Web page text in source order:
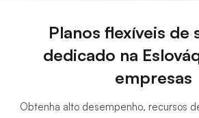
Planos flexíveis de
dedicado na
empresas
Obtenha alto desempenho, recursos